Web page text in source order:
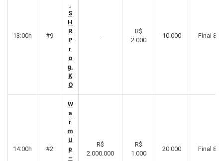
13:00h #9
.
S
H
R
P
r
o
g.
K
O
-
R$
2.000
10.000 Final 8º
14:00h #2
W
a
r
m
U
p
–
R$
2.000.000
R$
1.000
20.000 Final 8º